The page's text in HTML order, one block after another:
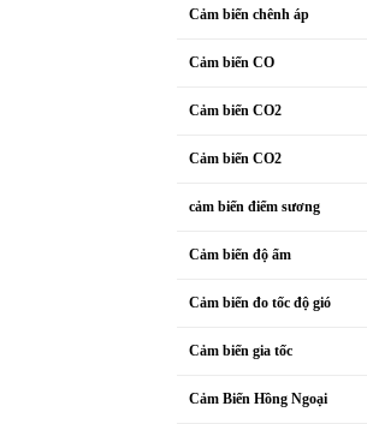
Cảm biến chênh áp
Cảm biến CO
Cảm biến CO2
Cảm biến CO2
cảm biến điểm sương
Cảm biến độ ẩm
Cảm biến đo tốc độ gió
Cảm biến gia tốc
Cảm Biến Hồng Ngoại